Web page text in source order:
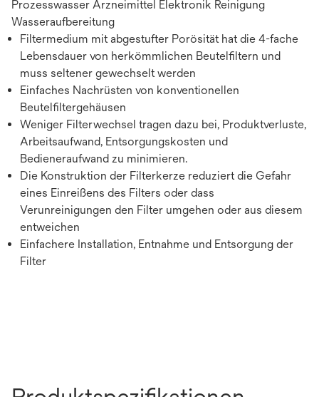
Prozesswasser Arzneimittel Elektronik Reinigung
Wasseraufbereitung
Filtermedium mit abgestufter Porösität hat die 4-fache
Lebensdauer von herkömmlichen Beutelfiltern und
muss seltener gewechselt werden
Einfaches Nachrüsten von konventionellen
Beutelfiltergehäusen
Weniger Filterwechsel tragen dazu bei, Produktverluste,
Arbeitsaufwand, Entsorgungskosten und
Bedieneraufwand zu minimieren.
Die Konstruktion der Filterkerze reduziert die Gefahr
eines Einreißens des Filters oder dass
Verunreinigungen den Filter umgehen oder aus diesem
entweichen
Einfachere Installation, Entnahme und Entsorgung der
Filter